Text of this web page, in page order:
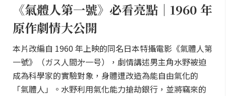
《氣體人第一號》必看亮點｜1960 年
原作劇情大公開
本片改編自 1960 年上映的同名日本特攝電影《氣體人第
一號》（ガス人間㐧一号），劇情講述男主角水野被迫
成為科學家的實驗對象，身體遭改造為能自由氣化的
「氣體人」。水野利用氣化能力搶劫銀行，並將竊來的